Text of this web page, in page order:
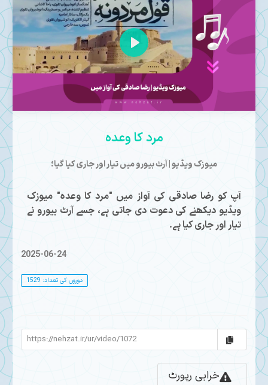
Mute
Play
مرد کا وعدہ
میوزک ویڈیو | آرٹ بیورو میں تیار اور جاری کیا گیا؛
آپ کو رضا صادقی کی آواز میں "مرد کا وعدہ" میوزک
ویڈیو دیکھنے کی دعوت دی جاتی ہے، جسے آرٹ بیورو نے
تیار اور جاری کیا ہے۔
2025-06-24
دوروں کی تعداد: 1529
خرابی رپورٹ